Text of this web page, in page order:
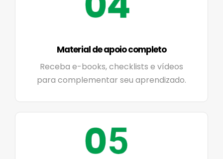
Material de apoio completo
Receba e-books, checklists e vídeos
para complementar seu aprendizado.